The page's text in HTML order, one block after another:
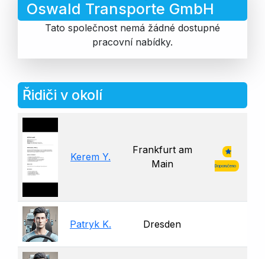
Oswald Transporte GmbH
Tato společnost nemá žádné dostupné
pracovní nabídky.
Řidiči v okolí
Kerem Y.
Frankfurt am
Main
Doporučeno
Patryk K. Dresden